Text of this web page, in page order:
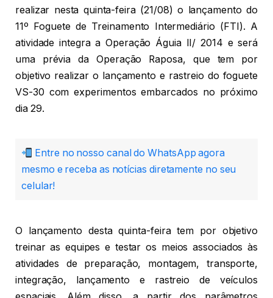
realizar nesta quinta-feira (21/08) o lançamento do
11º Foguete de Treinamento Intermediário (FTI). A
atividade integra a Operação Águia II/ 2014 e será
uma prévia da Operação Raposa, que tem por
objetivo realizar o lançamento e rastreio do foguete
VS-30 com experimentos embarcados no próximo
dia 29.
Entre no nosso canal do WhatsApp agora
mesmo e receba as notícias diretamente no seu
celular!
O lançamento desta quinta-feira tem por objetivo
treinar as equipes e testar os meios associados às
atividades de preparação, montagem, transporte,
integração, lançamento e rastreio de veículos